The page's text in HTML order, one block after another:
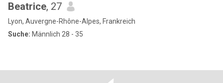
Beatrice, 27
Lyon, Auvergne-Rhône-Alpes, Frankreich
Suche: Männlich 28 - 35